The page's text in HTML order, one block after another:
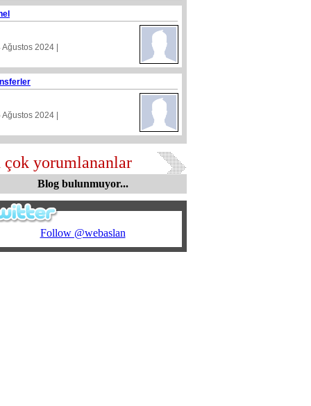
Ağustos 2024 |
Ağustos 2024 |
çok yorumlananlar
Blog bulunmuyor...
Follow @webaslan